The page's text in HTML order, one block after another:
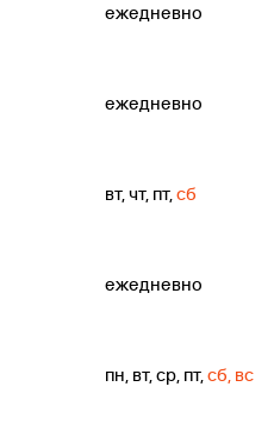
ежедневно
ежедневно
вт, чт, пт,сб
ежедневно
пн, вт, ср, пт,сб, вс